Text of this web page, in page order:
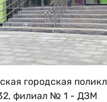
Roca
городская
филиал № 1 - ДЗМ